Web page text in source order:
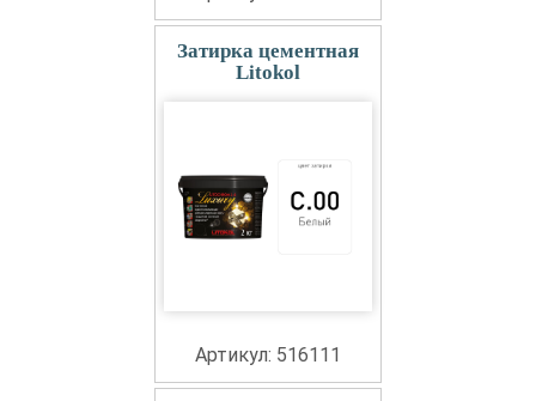
Затирка цементная
Litokol
Артикул: 516111